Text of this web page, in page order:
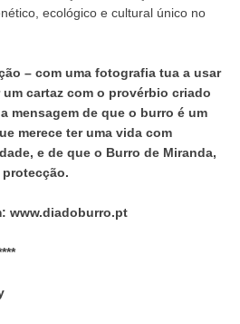
ecológico e cultural único no
– com uma fotografia tua a usar
cartaz com o provérbio criado
mensagem de que o burro é um
merece ter uma vida com
e de que o Burro de Miranda,
www.diadoburro.pt